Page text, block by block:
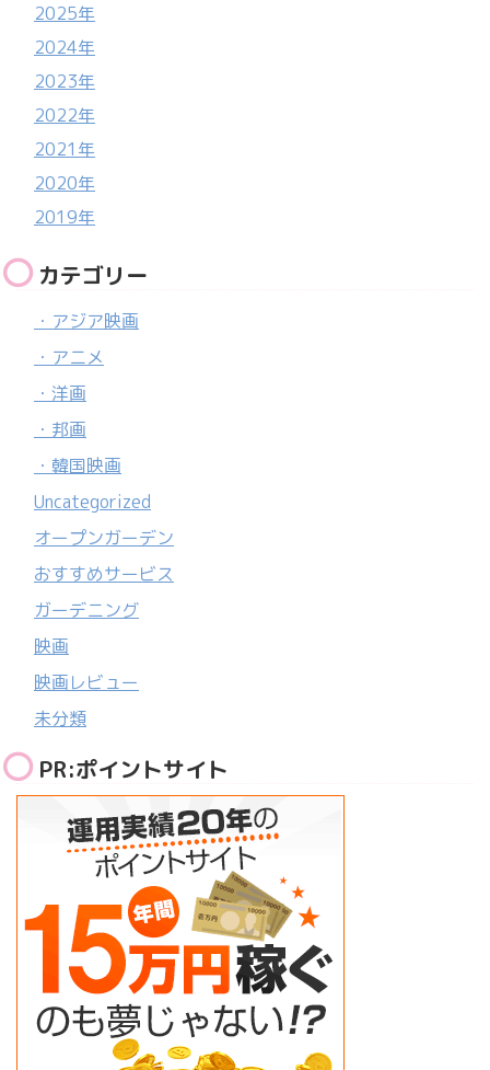
2025年
2024年
2023年
2022年
2021年
2020年
2019年
カテゴリー
・アジア映画
・アニメ
・洋画
・邦画
・韓国映画
Uncategorized
オープンガーデン
おすすめサービス
ガーデニング
映画
映画レビュー
未分類
PR:ポイントサイト